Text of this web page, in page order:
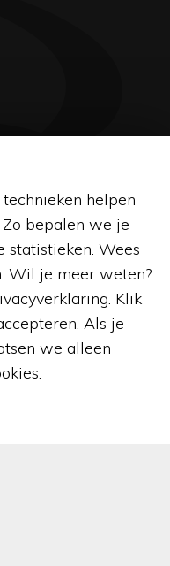
helpen
bepalen we je
statistieken. Wees
Wil je meer weten?
Klik
Als je
we alleen